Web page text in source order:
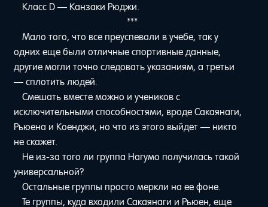
Класс D — Канзаки Рюджи.
***
Мало того, что все преуспевали в учебе, так у
одних еще были отличные спортивные данные,
другие могли точно следовать указаниям, а третьи
— сплотить людей.
Смешать вместе можно и учеников с
исключительными способностями, вроде Сакаянаги,
Рьюена и Коенджи, но что из этого выйдет — никто
не скажет.
Не из-за того ли группа Нагумо получилась такой
универсальной?
Остальные группы просто меркли на ее фоне.
Те группы, куда входили Сакаянаги и Рьюен, еще